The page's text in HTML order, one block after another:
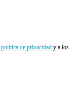
política de privacidad y a los